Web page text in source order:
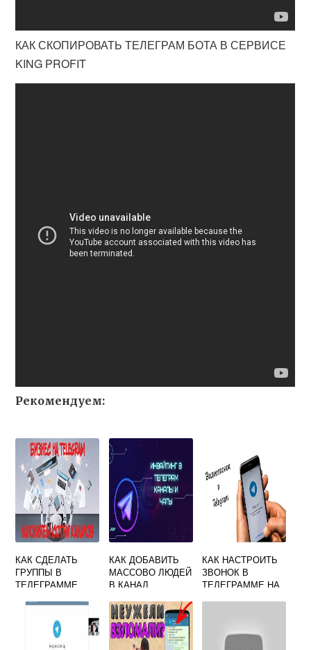
КАК СКОПИРОВАТЬ ТЕЛЕГРАМ БОТА В СЕРВИСЕ
KING PROFIT
Рекомендуем:
КАК СДЕЛАТЬ
ГРУППЫ В
ТЕЛЕГРАММЕ
КАК ДОБАВИТЬ
МАССОВО ЛЮДЕЙ
В КАНАЛ
КАК НАСТРОИТЬ
ЗВОНОК В
ТЕЛЕГРАММЕ НА